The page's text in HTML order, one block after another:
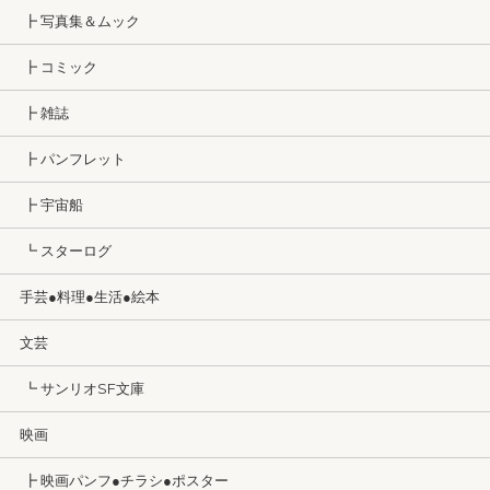
┣ 写真集＆ムック
┣ コミック
┣ 雑誌
┣ パンフレット
┣ 宇宙船
┗ スターログ
手芸●料理●生活●絵本
文芸
┗ サンリオSF文庫
映画
┣ 映画パンフ●チラシ●ポスター